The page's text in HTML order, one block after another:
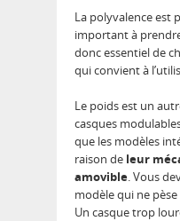
La polyvalence est
important à
donc essentiel de
qui convient à
Le poids est un
casques
que les modèles
raison de leur
amovible. Vous
modèle qui ne
Un casque trop